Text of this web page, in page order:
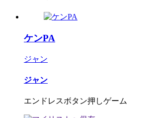
ケンPA
ジャン
ジャン
エンドレスボタン押しゲーム